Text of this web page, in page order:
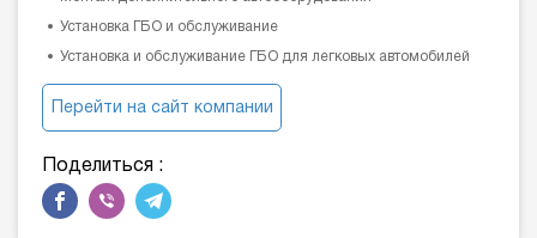
Установка ГБО и обслуживание
Установка и обслуживание ГБО для легковых автомобилей
Перейти на сайт компании
Поделиться :